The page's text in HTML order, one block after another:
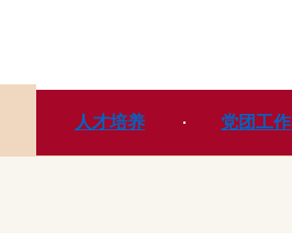
人才培养 党团工作